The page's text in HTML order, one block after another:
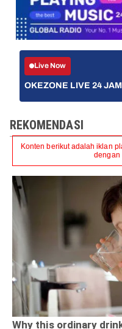
Live Now
OKEZONE LIVE 24 JAM